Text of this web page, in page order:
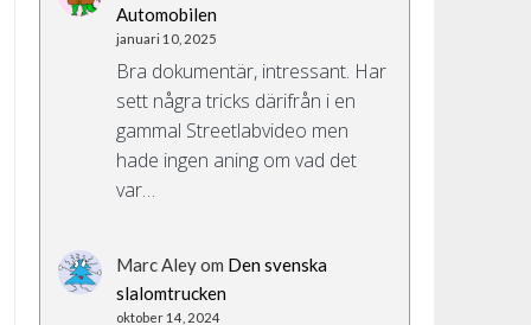
Automobilen
januari 10, 2025
Bra dokumentär, intressant. Har
sett några tricks därifrån i en
gammal Streetlabvideo men
hade ingen aning om vad det
var…
Marc Aleyom Den svenska
slalomtrucken
oktober 14, 2024